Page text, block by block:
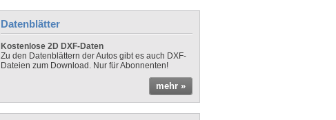
Datenblätter
Kostenlose 2D DXF-Daten
Zu den Datenblättern der Autos gibt es auch DXF-
Dateien zum Download. Nur für Abonnenten!
mehr »